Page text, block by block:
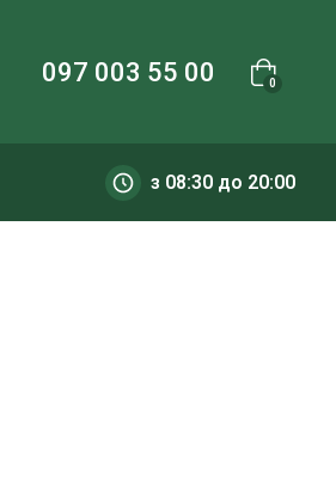
097 003 55 00 0
з 08:30 до 20:00